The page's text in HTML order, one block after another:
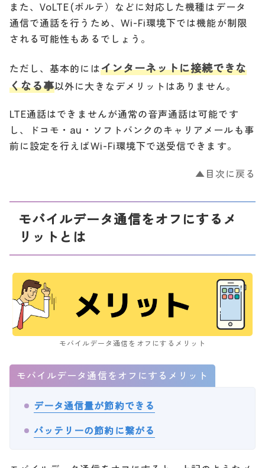
また、VoLTE(ボルテ）などに対応した機種はデータ
通信で通話を行うため、Wi-Fi環境下では機能が制限
される可能性もあるでしょう。
ただし、基本的にはインターネットに接続できな
くなる事以外に大きなデメリットはありません。
LTE通話はできませんが通常の音声通話は可能です
し、ドコモ・au・ソフトバンクのキャリアメールも事
前に設定を行えばWi-Fi環境下で送受信できます。
▲目次に戻る
モバイルデータ通信をオフにするメ
リットとは
モバイルデータ通信をオフにするメリット
モバイルデータ通信をオフにするメリット
データ通信量が節約できる
バッテリーの節約に繋がる